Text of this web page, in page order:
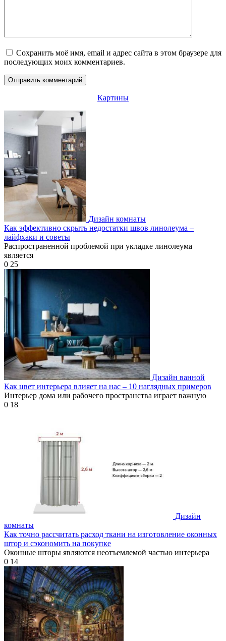
Сохранить моё имя, email и адрес сайта в этом браузере для
последующих моих комментариев.
Картины
Дизайн комнаты
Как эффективно скрыть недостатки швов линолеума –
лайфхаки и советы
Распространенной проблемой при укладке линолеума
является
0 25
Дизайн ванной
Как цвет интерьера влияет на нас – 10 наглядных примеров
Интерьер дома или рабочего пространства играет важную
0 18
Дизайн
комнаты
Как точно рассчитать расход ткани на изготовление оконных
штор и сэкономить на покупке
Оконные шторы являются неотъемлемой частью интерьера
0 14